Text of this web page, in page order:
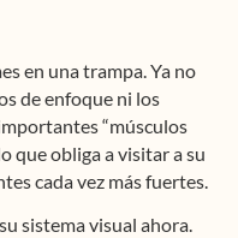
en una trampa. Ya no
de enfoque ni los
“músculos
que obliga a visitar a su
cada vez más fuertes.
sistema visual ahora.